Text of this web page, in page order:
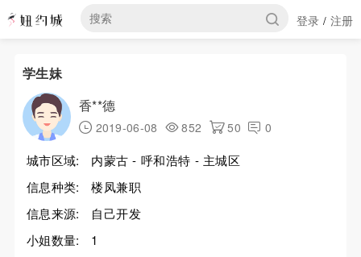
登录 / 注册
学生妹
香**德
2019-06-08 852 50 0
城市区域:
内蒙古 - 呼和浩特 - 主城区
信息种类:
楼凤兼职
信息来源:
自己开发
小姐数量:
1